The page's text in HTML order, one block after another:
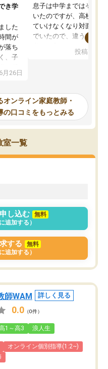
き学
した
間が
落ち
、子
な反
して
毎日
ない
れる
月26日
息子は中学まではそこそ
いたのですが、高校に入
ていけなくなり対面の塾
でいたので、違うアプロ
で、当初は模試でD判定
自習室が毎日使えていつ
るのが心強かったよう
謝です。
投稿日：
ンライン家庭教師・
の口コミをもっとみる
室一覧
し込む
無料
追加する）
する
無料
追加する）
師WAM 詳しく見る
0.0 （0件）
1～高3 浪人生
オンライン個別指導(1:2~)